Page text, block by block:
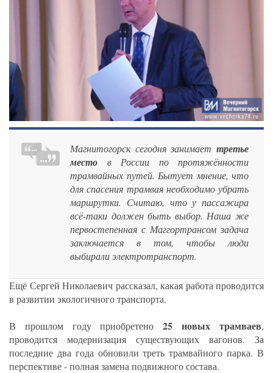
Магнитогорск сегодня занимает третье
место в России по протяжённости
трамвайных путей. Бытует мнение, что
для спасения трамвая необходимо убрать
маршрутки. Считаю, что у пассажира
всё-таки должен быть выбор. Наша же
первостепенная с Маггортрансом задача
заключается в том, чтобы люди
выбирали электротранспорт.
Ещё Сергей Николаевич рассказал, какая работа проводится
в развитии экологичного транспорта.
В прошлом году приобретено25 новых трамваев,
проводится модернизация существующих вагонов. За
последние два года обновили треть трамвайного парка. В
перспективе - полная замена подвижного состава.